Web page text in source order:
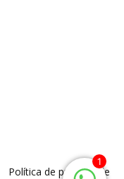
Política de privacidade
1